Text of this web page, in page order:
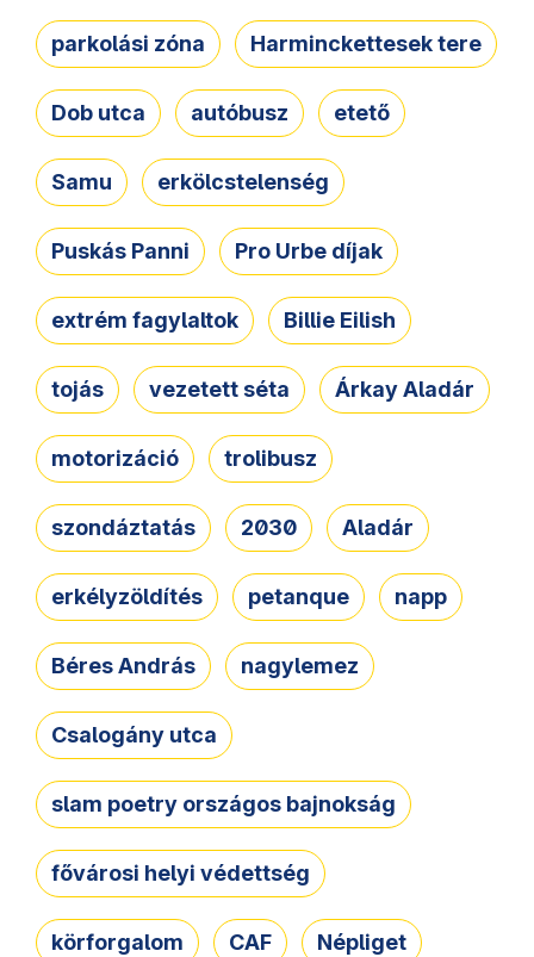
parkolási zóna Harminckettesek tere
Dob utca autóbusz etető
Samu erkölcstelenség
Puskás Panni Pro Urbe díjak
extrém fagylaltok Billie Eilish
tojás vezetett séta Árkay Aladár
motorizáció trolibusz
szondáztatás 2030 Aladár
erkélyzöldítés petanque napp
Béres András nagylemez
Csalogány utca
slam poetry országos bajnokság
fővárosi helyi védettség
körforgalom CAF Népliget